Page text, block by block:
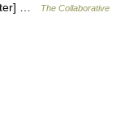
…
The Collaborative